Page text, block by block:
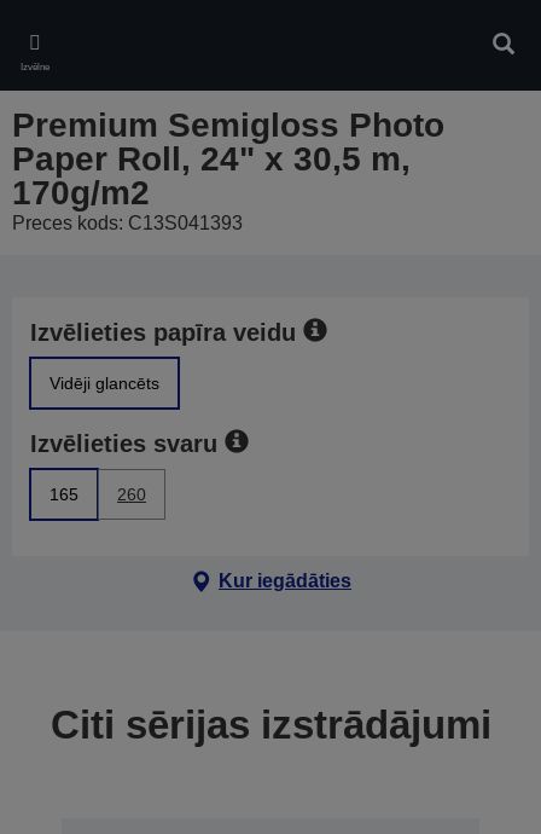
main
content
Izvēlne
Premium Semigloss Photo
Paper Roll, 24" x 30,5 m,
170g/m2
Preces kods: C13S041393
Izvēlieties papīra veidu
Vidēji glancēts
Izvēlieties svaru
165 260
Kur iegādāties
Citi sērijas izstrādājumi